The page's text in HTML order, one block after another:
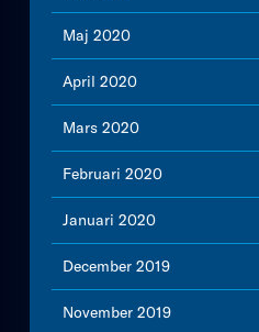
Maj 2020
April 2020
Mars 2020
Februari 2020
Januari 2020
December 2019
November 2019